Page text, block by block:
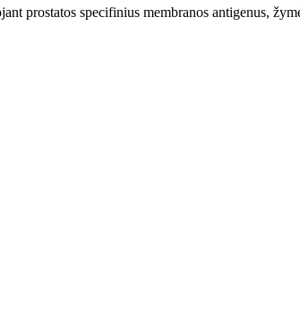
prostatos specifinius membranos antigenus,